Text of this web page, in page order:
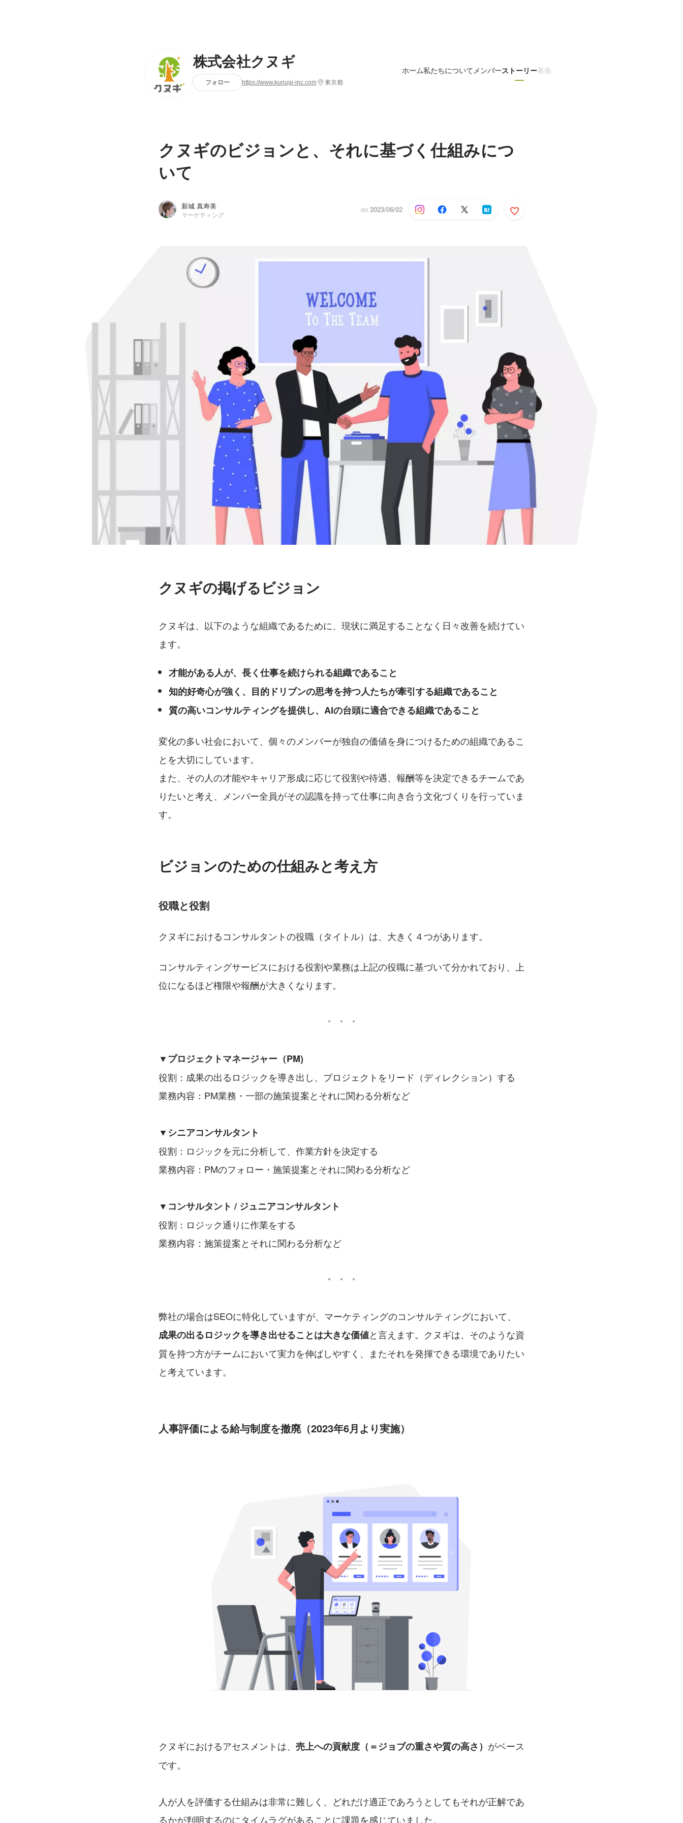
株式会社クヌギ
フォロー https://www.kunugi-inc.com 東京都
ホーム私たちについて メンバーストーリー募集
クヌギのビジョンと、それに基づく仕組みにつ
いて
新城 真寿美
マーケティング
on 2023/06/02
クヌギの掲げるビジョン
クヌギは、以下のような組織であるために、現状に満足することなく日々改善を続けてい
ます。
才能がある人が、長く仕事を続けられる組織であること
知的好奇心が強く、目的ドリブンの思考を持つ人たちが牽引する組織であること
質の高いコンサルティングを提供し、AIの台頭に適合できる組織であること
変化の多い社会において、個々のメンバーが独自の価値を身につけるための組織であるこ
とを大切にしています。
また、その人の才能やキャリア形成に応じて役割や待遇、報酬等を決定できるチームであ
りたいと考え、メンバー全員がその認識を持って仕事に向き合う文化づくりを行っていま
す。
ビジョンのための仕組みと考え方
役職と役割
クヌギにおけるコンサルタントの役職（タイトル）は、大きく４つがあります。
コンサルティングサービスにおける役割や業務は上記の役職に基づいて分かれており、上
位になるほど権限や報酬が大きくなります。
▼プロジェクトマネージャー（PM)
役割：成果の出るロジックを導き出し、プロジェクトをリード（ディレクション）する
業務内容：PM業務・一部の施策提案とそれに関わる分析など
▼シニアコンサルタント
役割：ロジックを元に分析して、作業方針を決定する
業務内容：PMのフォロー・施策提案とそれに関わる分析など
▼コンサルタント / ジュニアコンサルタント
役割：ロジック通りに作業をする
業務内容：施策提案とそれに関わる分析など
弊社の場合はSEOに特化していますが、マーケティングのコンサルティングにおいて、
成果の出るロジックを導き出せることは大きな価値と言えます。クヌギは、そのような資
質を持つ方がチームにおいて実力を伸ばしやすく、またそれを発揮できる環境でありたい
と考えています。
人事評価による給与制度を撤廃（2023年6月より実施）
クヌギにおけるアセスメントは、 売上への貢献度（＝ジョブの重さや質の高さ） がベース
です。
人が人を評価する仕組みは非常に難しく、どれだけ適正であろうとしてもそれが正解であ
るかが判明するのにタイムラグがあることに課題を感じていました。
新城 真寿美